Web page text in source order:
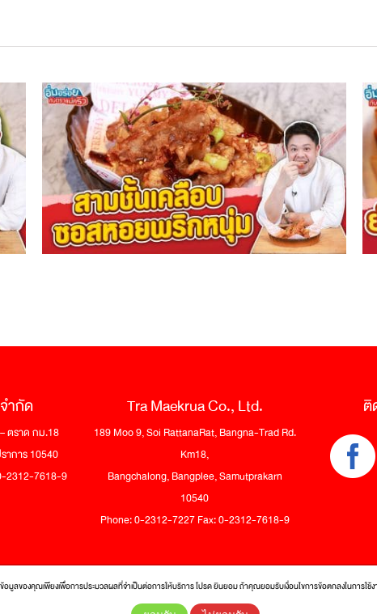
ลของคุณเพียงเพื่อการประมวลผลที่จำเป็นต่อการให้บริการ โปรด ยินยอม ถ้าคุณยอมรับเงื่อนไขการข้อตกลงในการใช้ง
ำกัด
ตราด กม.18
าการ 10540
2312-7618-9
Tra Maekrua Co., Ltd.
189 Moo 9, Soi RattanaRat, Bangna-Trad Rd.
Km18,
Bangchalong, Bangplee, Samutprakarn
10540
Phone: 0-2312-7227 Fax: 0-2312-7618-9
ติ
rights reserved.